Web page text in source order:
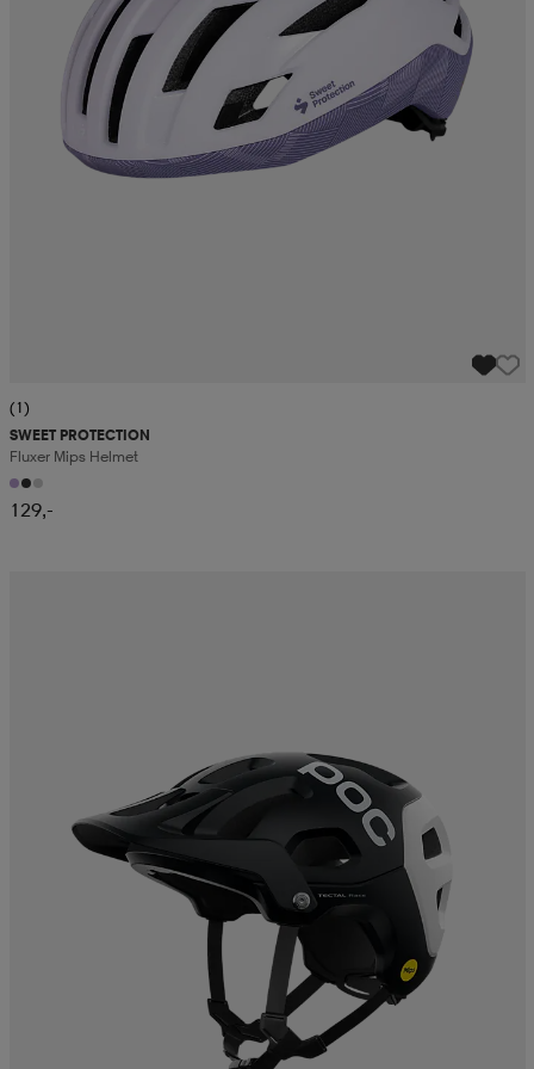
(1)
SWEET PROTECTION
Fluxer Mips Helmet
129,-